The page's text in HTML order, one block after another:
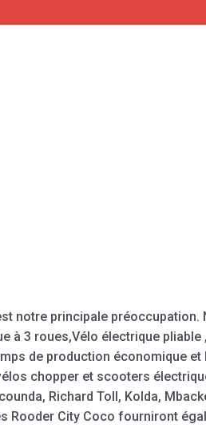
notre principale préoccupation.
3 roues,Vélo électrique pliable
de production économique
chopper et scooters
Richard Toll, Kolda,
Rooder City Coco fourniront